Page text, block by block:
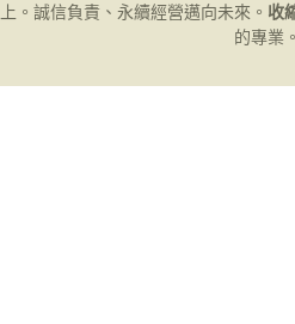
上。誠信負責、永續經營邁向未來。 收
的專業。